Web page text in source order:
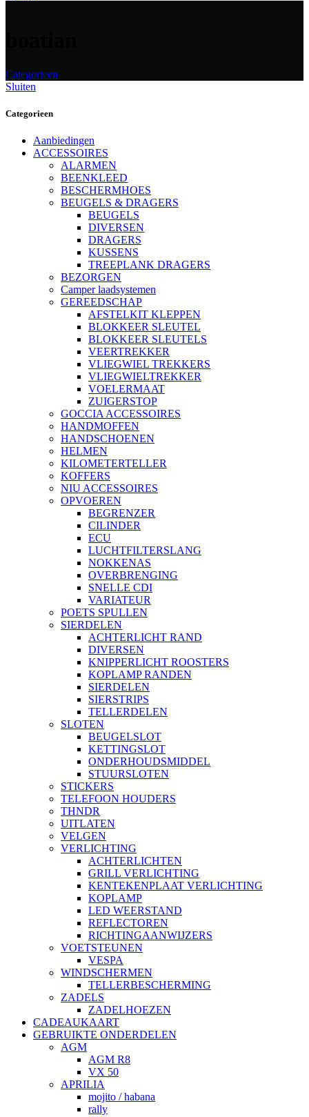
Categorieen
Sluiten
Categorieen
Aanbiedingen
ACCESSOIRES
ALARMEN
BEENKLEED
BESCHERMHOES
BEUGELS & DRAGERS
BEUGELS
DIVERSEN
DRAGERS
KUSSENS
TREEPLANK DRAGERS
BEZORGEN
Camper laadsystemen
GEREEDSCHAP
AFSTELKIT KLEPPEN
BLOKKEER SLEUTEL
BLOKKEER SLEUTELS
VEERTREKKER
VLIEGWIEL TREKKERS
VLIEGWIELTREKKER
VOELERMAAT
ZUIGERSTOP
GOCCIA ACCESSOIRES
HANDMOFFEN
HANDSCHOENEN
HELMEN
KILOMETERTELLER
KOFFERS
NIU ACCESSOIRES
OPVOEREN
BEGRENZER
CILINDER
ECU
LUCHTFILTERSLANG
NOKKENAS
OVERBRENGING
SNELLE CDI
VARIATEUR
POETS SPULLEN
SIERDELEN
ACHTERLICHT RAND
DIVERSEN
KNIPPERLICHT ROOSTERS
KOPLAMP RANDEN
SIERDELEN
SIERSTRIPS
TELLERDELEN
SLOTEN
BEUGELSLOT
KETTINGSLOT
ONDERHOUDSMIDDEL
STUURSLOTEN
STICKERS
TELEFOON HOUDERS
THNDR
UITLATEN
VELGEN
VERLICHTING
ACHTERLICHTEN
GRILL VERLICHTING
KENTEKENPLAAT VERLICHTING
KOPLAMP
LED WEERSTAND
REFLECTOREN
RICHTINGAANWIJZERS
VOETSTEUNEN
VESPA
WINDSCHERMEN
TELLERBESCHERMING
ZADELS
ZADELHOEZEN
CADEAUKAART
GEBRUIKTE ONDERDELEN
AGM
AGM R8
VX 50
APRILIA
mojito / habana
rally